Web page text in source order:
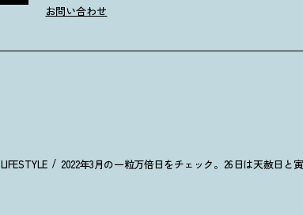
お問い合わせ
LIFESTYLE